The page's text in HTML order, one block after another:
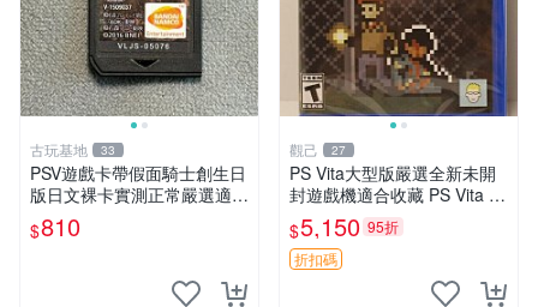
古玩基地 33
PSV遊戲卡帶假面騎士創生日
版日文裸卡實測正常嚴選適合
收藏2張起享優惠 假面騎士
創生 PSV 卡帶
$810
觀己 27
PS Vita大型版嚴選全新未開
封遊戲機適合收藏 PS Vita 新
型號 家用遊戲機 直營店優選
$5,150 95折
折扣碼